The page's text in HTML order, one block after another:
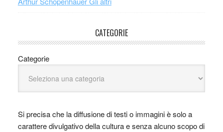
CATEGORIE
Categorie
Si precisa che la diffusione di testi o immagini è solo a
carattere divulgativo della cultura e senza alcuno scopo di